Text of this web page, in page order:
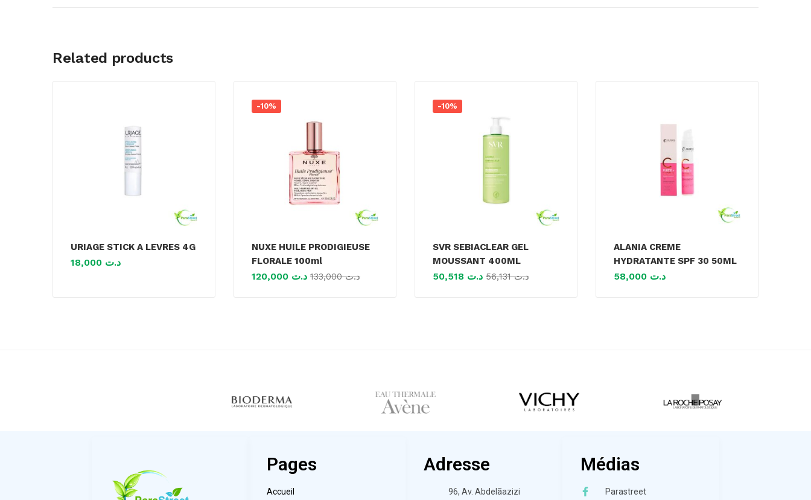
Related products
URIAGE STICK A LEVRES 4G
د.ت
-10%
NUXE HUILE PRODIGIEUSE
FLORALE 100ml
د.ت د.ت133,000
-10%
SVR SEBIACLEAR GEL
MOUSSANT 400ML
د.ت د.ت56,131
ALANIA CREME
HYDRATANTE SPF 30 50ML
د.ت
Pages
Accueil
Adresse
96, Av. Abdelãazizi
Médias
Parastreet